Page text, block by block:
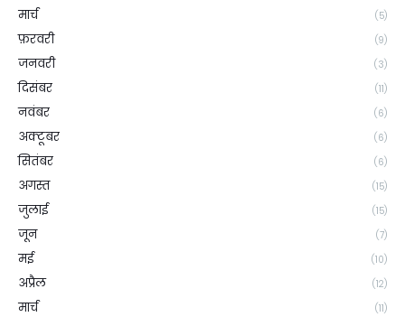
मार्च (5)
फ़रवरी (9)
जनवरी (3)
दिसंबर (11)
नवंबर (6)
अक्टूबर (6)
सितंबर (6)
अगस्त (15)
जुलाई (15)
जून (7)
मई (10)
अप्रैल (12)
मार्च (11)